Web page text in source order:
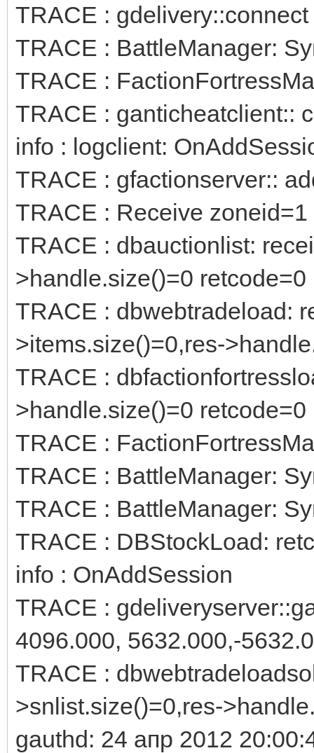
TRACE :
TRACE : BattleManager:
TRACE :
TRACE : ganticheatclient::
info : logclient:
TRACE : gfactionserver::
TRACE : Receive
TRACE : dbauctionlist:
>handle.size()=0 retcode=0
TRACE : dbwebtradeload:
>items.size()=0,res-
TRACE :
>handle.size()=0 retcode=0
TRACE :
TRACE : BattleManager:
TRACE : BattleManager:
TRACE : DBStockLoad:
info : OnAddSession
TRACE :
4096.000, 5632.000,-
TRACE :
>snlist.size()=0,res-
gauthd: 24 апр 2012